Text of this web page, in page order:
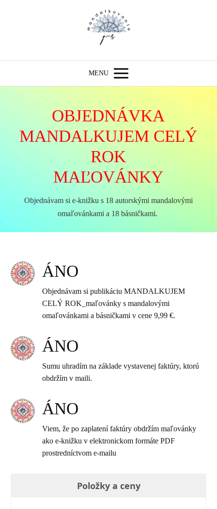
MENU
OBJEDNÁVKA
MANDALKUJEM CELÝ
ROK
MAĽOVÁNKY
Objednávam si e-knižku s 18 autorskými mandalovými
omaľovánkami a 18 básničkami.
ÁNO
Objednávam si publikáciu MANDALKUJEM
CELÝ ROK_maľovánky s mandalovými
omaľovánkami a básničkami v cene 9,99 €.
ÁNO
Sumu uhradím na základe vystavenej faktúry, ktorú
obdržím v maili.
ÁNO
Viem, že po zaplatení faktúry obdržím maľovánky
ako e-knižku v elektronickom formáte PDF
prostredníctvom e-mailu
Položky a ceny